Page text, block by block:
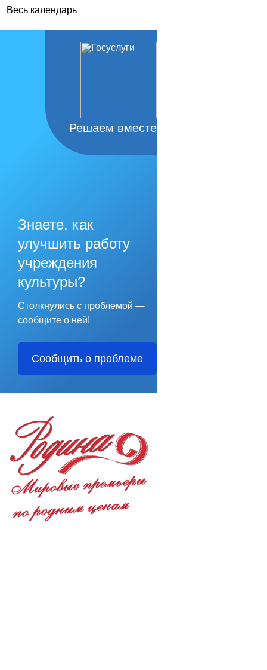
Весь календарь
Решаем вместе
Знаете, как
улучшить работу
учреждения
культуры?
Столкнулись с проблемой —
сообщите о ней!
Сообщить о проблеме